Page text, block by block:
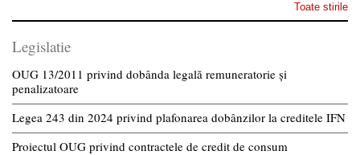
Toate stirile
Legislatie
OUG 13/2011 privind dobânda legală remuneratorie și
penalizatoare
Legea 243 din 2024 privind plafonarea dobânzilor la creditele IFN
Proiectul OUG privind contractele de credit de consum